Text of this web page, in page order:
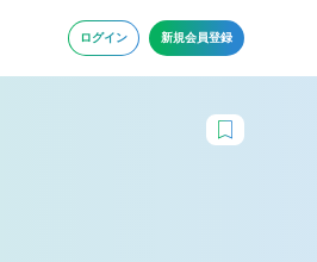
ログイン 新規会員登録